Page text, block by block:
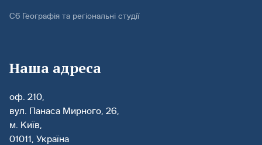
С6 Географія та регіональні студії
Наша адреса
оф. 210,
вул. Панаса Мирного, 26,
м. Київ,
01011, Україна